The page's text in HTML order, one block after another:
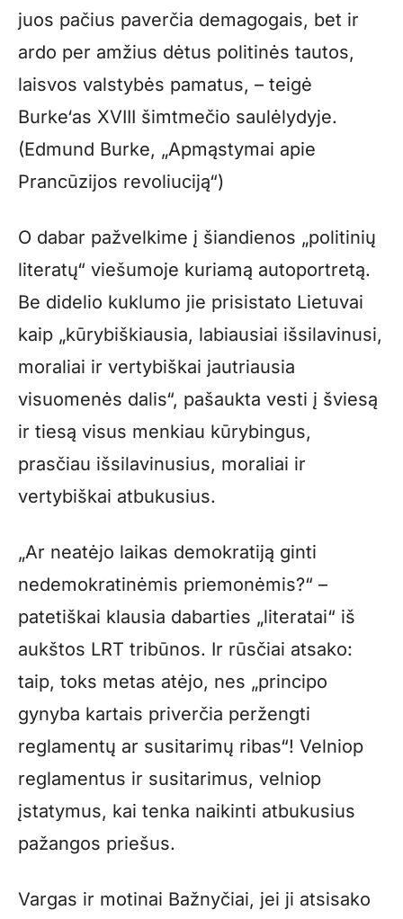
juos pačius paverčia demagogais, bet ir
ardo per amžius dėtus politinės tautos,
laisvos valstybės pamatus, – teigė
Burke‘as XVIII šimtmečio saulėlydyje.
(Edmund Burke, „Apmąstymai apie
Prancūzijos revoliuciją“)
O dabar pažvelkime į šiandienos „politinių
literatų“ viešumoje kuriamą autoportretą.
Be didelio kuklumo jie prisistato Lietuvai
kaip „kūrybiškiausia, labiausiai išsilavinusi,
moraliai ir vertybiškai jautriausia
visuomenės dalis“, pašaukta vesti į šviesą
ir tiesą visus menkiau kūrybingus,
prasčiau išsilavinusius, moraliai ir
vertybiškai atbukusius.
„Ar neatėjo laikas demokratiją ginti
nedemokratinėmis priemonėmis?“ –
patetiškai klausia dabarties „literatai“ iš
aukštos LRT tribūnos. Ir rūsčiai atsako:
taip, toks metas atėjo, nes „principo
gynyba kartais priverčia peržengti
reglamentų ar susitarimų ribas“! Velniop
reglamentus ir susitarimus, velniop
įstatymus, kai tenka naikinti atbukusius
pažangos priešus.
Vargas ir motinai Bažnyčiai, jei ji atsisako